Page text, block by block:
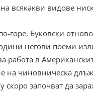
всякакви видове
горе, Буковски
негови поеми
работа в
на чиновническа
скоро започват да